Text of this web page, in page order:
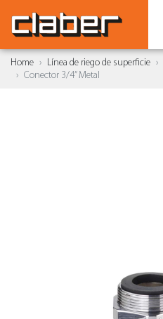
Home Línea de riego de superficie
Conector 3/4” Metal